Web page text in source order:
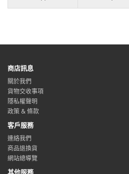
商店訊息
關於我們
貨物交收事項
隱私權聲明
政策 & 條款
客戶服務
連絡我們
商品退換貨
網站總導覽
其他服務